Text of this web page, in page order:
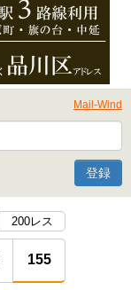
Mail-Wind
登録
200レス
155